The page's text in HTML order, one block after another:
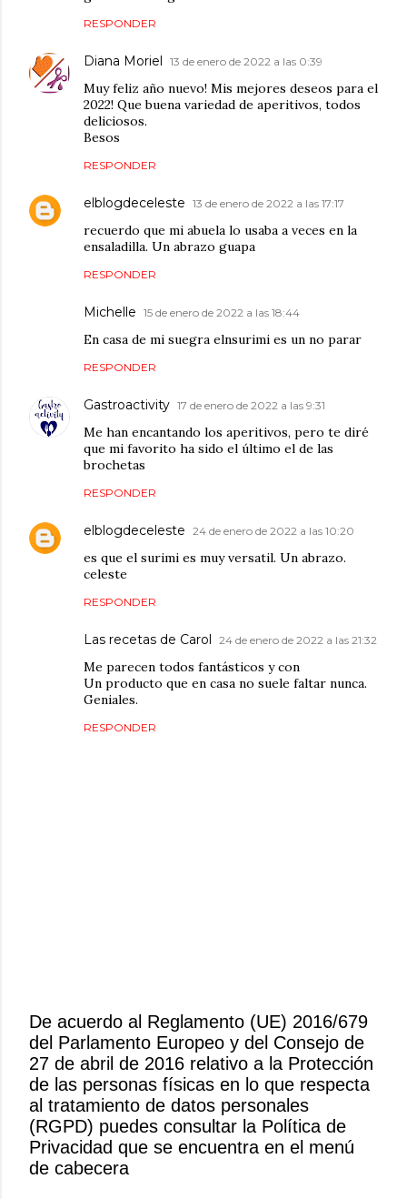
RESPONDER
Diana Moriel 13 de enero de 2022 a las 0:39
Muy feliz año nuevo! Mis mejores deseos para el
2022! Que buena variedad de aperitivos, todos
deliciosos.
Besos
RESPONDER
elblogdeceleste 13 de enero de 2022 a las 17:17
recuerdo que mi abuela lo usaba a veces en la
ensaladilla. Un abrazo guapa
RESPONDER
Michelle 15 de enero de 2022 a las 18:44
En casa de mi suegra elnsurimi es un no parar
RESPONDER
Gastroactivity 17 de enero de 2022 a las 9:31
Me han encantando los aperitivos, pero te diré
que mi favorito ha sido el último el de las
brochetas
RESPONDER
elblogdeceleste 24 de enero de 2022 a las 10:20
es que el surimi es muy versatil. Un abrazo.
celeste
RESPONDER
Las recetas de Carol 24 de enero de 2022 a las 21:32
Me parecen todos fantásticos y con
Un producto que en casa no suele faltar nunca.
Geniales.
RESPONDER
P
u
b
l
i
c
a
De acuerdo al Reglamento (UE) 2016/679
del Parlamento Europeo y del Consejo de
27 de abril de 2016 relativo a la Protección
de las personas físicas en lo que respecta
al tratamiento de datos personales
(RGPD) puedes consultar la Política de
Privacidad que se encuentra en el menú
de cabecera